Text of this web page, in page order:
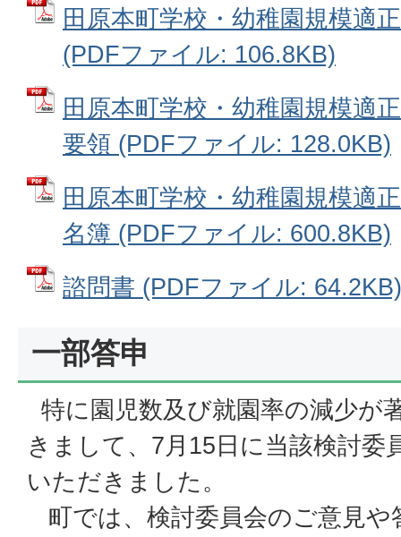
田原本町学校・幼稚園規模適
(PDFファイル: 106.8KB)
田原本町学校・幼稚園規模適
要領 (PDFファイル: 128.0KB)
田原本町学校・幼稚園規模適
名簿 (PDFファイル: 600.8KB)
諮問書 (PDFファイル: 64.2KB)
一部答申
特に園児数及び就園率の減少が
きまして、7月15日に当該検討委
いただきました。
町では、検討委員会のご意見や